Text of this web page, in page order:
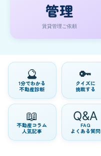
管理
賃貸管理ご依頼
🔮
1分でわかる
不動産診断
🔑
クイズに
挑戦する
📖
不動産コラム
人気記事
Q&A
FAQ
よくある質問